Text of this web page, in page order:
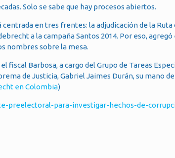
Solo se sabe que hay procesos abiertos.
en tres frentes: la adjudicación de la Ruta
a la campaña Santos 2014. Por eso, agregó
nombres sobre la mesa.
fiscal Barbosa, a cargo del Grupo de Tareas
de Justicia, Gabriel Jaimes Durán, su mano
en Colombia)
preelectoral-para-investigar-hechos-de-